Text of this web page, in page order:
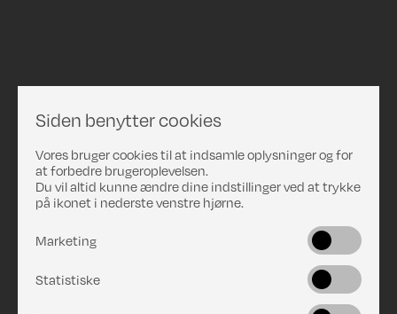
Siden benytter cookies
Vores bruger cookies til at indsamle oplysninger og for
at forbedre brugeroplevelsen.
Du vil altid kunne ændre dine indstillinger ved at trykke
på ikonet i nederste venstre hjørne.
Marketing
Statistiske